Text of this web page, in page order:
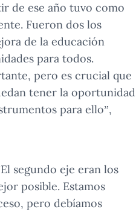
de ese año tuvo como
Fueron dos los
de la educación
para todos.
pero es crucial que
tener la oportunidad
para ello”,
segundo eje eran los
posible. Estamos
pero debíamos